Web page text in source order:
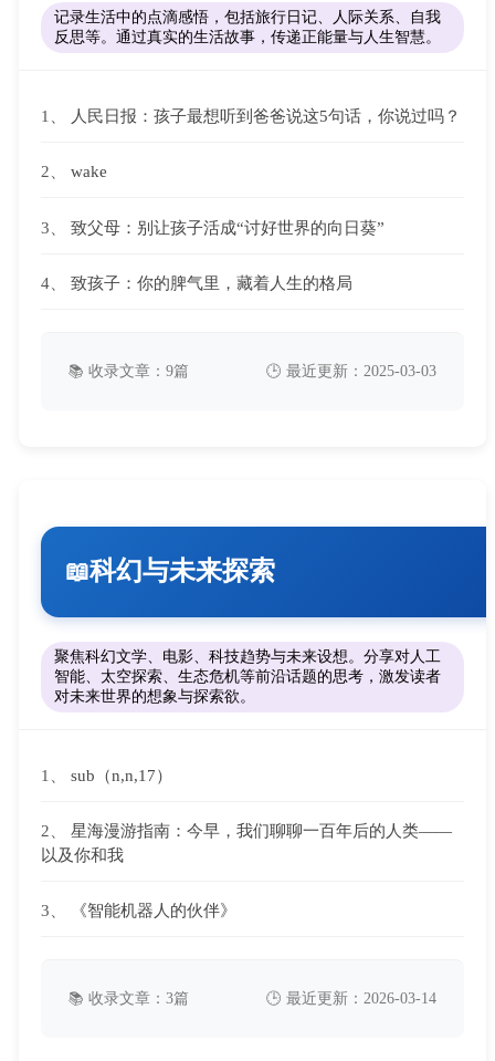
记录生活中的点滴感悟，包括旅行日记、人际关系、自我
反思等。通过真实的生活故事，传递正能量与人生智慧。
1、 人民日报：孩子最想听到爸爸说这5句话，你说过吗？
2、wake
3、致父母：别让孩子活成“讨好世界的向日葵”
4、致孩子：你的脾气里，藏着人生的格局
📚 收录文章：9篇 🕒 最近更新：2025-03-03
📖科幻与未来探索
聚焦科幻文学、电影、科技趋势与未来设想。分享对人工
智能、太空探索、生态危机等前沿话题的思考，激发读者
对未来世界的想象与探索欲。
1、sub（n,n,17）
2、星海漫游指南：今早，我们聊聊一百年后的人类——
以及你和我
3、 《智能机器人的伙伴》
📚 收录文章：3篇 🕒 最近更新：2026-03-14